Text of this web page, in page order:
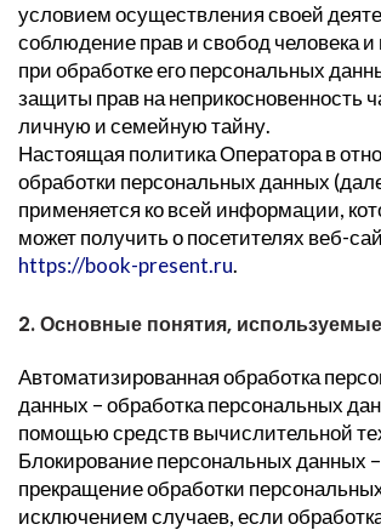
условием осуществления своей
соблюдение прав и свобод человека и
при обработке его персональных
защиты прав на неприкосновенность
личную и семейную тайну.
Настоящая политика Оператора в
обработки персональных данных
применяется ко всей информации,
может получить о посетителях веб-
https://book-present.ru.
2. Основные понятия,
Автоматизированная обработка
данных – обработка персональных
помощью средств вычислительной
Блокирование персональных данных
прекращение обработки
исключением случаев, если